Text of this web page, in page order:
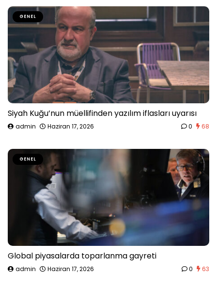
GENEL
Siyah Kuğu’nun müellifinden yazılım iflasları uyarısı
admin Haziran 17, 2026 0 68
GENEL
Global piyasalarda toparlanma gayreti
admin Haziran 17, 2026 0 63